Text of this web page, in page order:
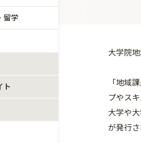
留学
ト
大学院
「地域
プやス
大学や
が発行さ